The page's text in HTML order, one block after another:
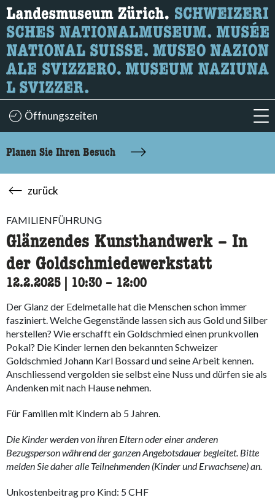
Wonach suchen Sie?
Hier können Sie nach Inhalten der Seite suchen.
Öffnungszeiten
Planen Sie Ihren Besuch
zurück
FAMILIENFÜHRUNG
Glänzendes Kunsthandwerk – In
der Goldschmiedewerkstatt
12.2.2025 10:30 accessibility.time_to
– 12:00
Der Glanz der Edelmetalle hat die Menschen schon immer
fasziniert. Welche Gegenstände lassen sich aus Gold und Silber
herstellen? Wie erschafft ein Goldschmied einen prunkvollen
Pokal? Die Kinder lernen den bekannten Schweizer
Goldschmied Johann Karl Bossard und seine Arbeit kennen.
Anschliessend vergolden sie selbst eine Nuss und dürfen sie als
Andenken mit nach Hause nehmen.
Für Familien mit Kindern ab 5 Jahren.
Die Kinder werden von ihren Eltern oder einer anderen
Bezugsperson während der ganzen Angebotsdauer begleitet. Bitte
melden Sie daher alle Teilnehmenden (Kinder und Erwachsene) an.
Unkostenbeitrag pro Kind: 5 CHF